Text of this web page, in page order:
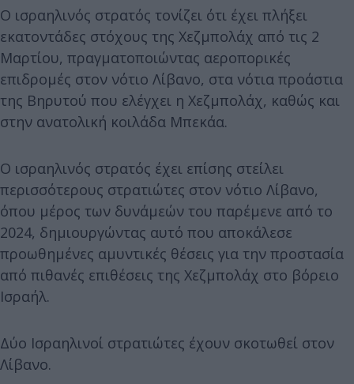
Ο ισραηλινός στρατός τονίζει ότι έχει πλήξει
εκατοντάδες στόχους της Χεζμπολάχ από τις 2
Μαρτίου, πραγματοποιώντας αεροπορικές
επιδρομές στον νότιο Λίβανο, στα νότια προάστια
της Βηρυτού που ελέγχει η Χεζμπολάχ, καθώς και
στην ανατολική κοιλάδα Μπεκάα.
Ο ισραηλινός στρατός έχει επίσης στείλει
περισσότερους στρατιώτες στον νότιο Λίβανο,
όπου μέρος των δυνάμεών του παρέμενε από το
2024, δημιουργώντας αυτό που αποκάλεσε
προωθημένες αμυντικές θέσεις για την προστασία
από πιθανές επιθέσεις της Χεζμπολάχ στο βόρειο
Ισραήλ.
Δύο Ισραηλινοί στρατιώτες έχουν σκοτωθεί στον
Λίβανο.